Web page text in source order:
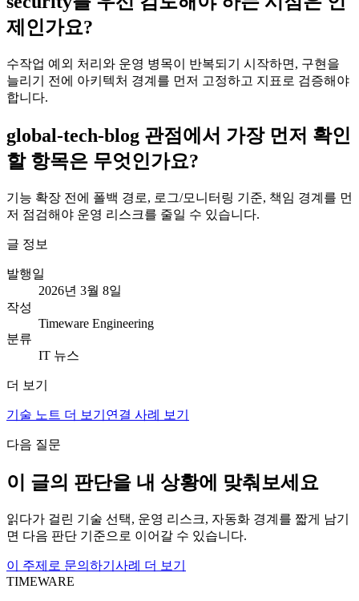
제인가요?
수작업 예외 처리와 운영 병목이 반복되기 시작하면, 구현을
늘리기 전에 아키텍처 경계를 먼저 고정하고 지표로 검증해야
합니다.
global-tech-blog 관점에서 가장 먼저 확인
할 항목은 무엇인가요?
기능 확장 전에 폴백 경로, 로그/모니터링 기준, 책임 경계를 먼
저 점검해야 운영 리스크를 줄일 수 있습니다.
글 정보
발행일
2026년 3월 8일
작성
Timeware Engineering
분류
IT 뉴스
더 보기
기술 노트 더 보기 연결 사례 보기
다음 질문
이 글의 판단을 내 상황에 맞춰보세요
읽다가 걸린 기술 선택, 운영 리스크, 자동화 경계를 짧게 남기
면 다음 판단 기준으로 이어갈 수 있습니다.
이 주제로 문의하기 사례 더 보기
TIMEWARE